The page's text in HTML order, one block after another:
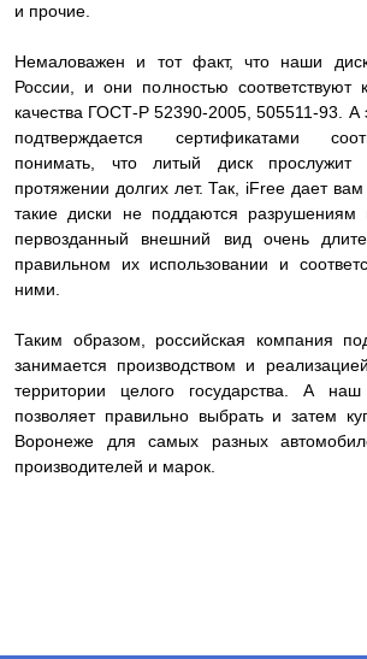
и прочие.
Немаловажен и тот факт, что наши
России, и они полностью соответствуют
качества ГОСТ-Р 52390-2005, 505511-93. А
подтверждается сертификатами
понимать, что литый диск
протяжении долгих лет. Так, iFree дает вам
такие диски не поддаются разрушениям
первозданный внешний вид очень
правильном их использовании и
ними.
Таким образом, российская компания
занимается производством и
территории целого государства. А наш
позволяет правильно выбрать и затем
Воронеже для самых разных
производителей и марок.